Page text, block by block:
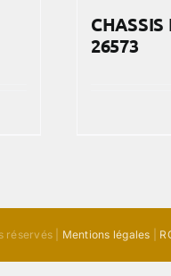
CHASSIS
26573
réservés | Mentions légales